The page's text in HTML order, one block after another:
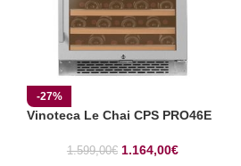
-27%
Vinoteca Le Chai CPS PRO46E
1.599,00€ 1.164,00€